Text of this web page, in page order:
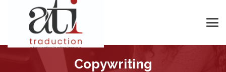
Copywriting